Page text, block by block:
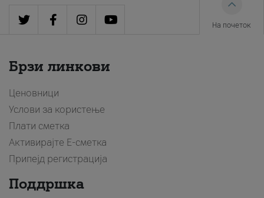
На почеток
Брзи линкови
Ценовници
Услови за користење
Плати сметка
Активирајте Е-сметка
Припејд регистрација
Поддршка